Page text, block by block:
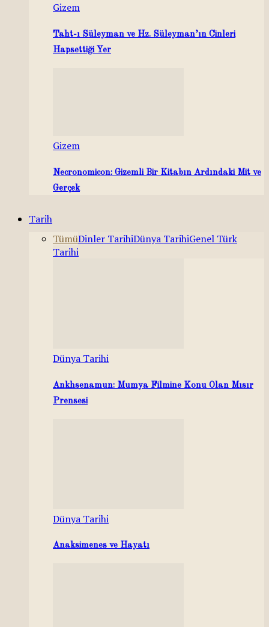
Gizem
Taht-ı Süleyman ve Hz. Süleyman’ın Cinleri
Hapsettiği Yer
Gizem
Necronomicon: Gizemli Bir Kitabın Ardındaki Mit ve
Gerçek
Tarih
TümüDinler TarihiDünya TarihiGenel Türk
Tarihi
Dünya Tarihi
Ankhsenamun: Mumya Filmine Konu Olan Mısır
Prensesi
Dünya Tarihi
Anaksimenes ve Hayatı